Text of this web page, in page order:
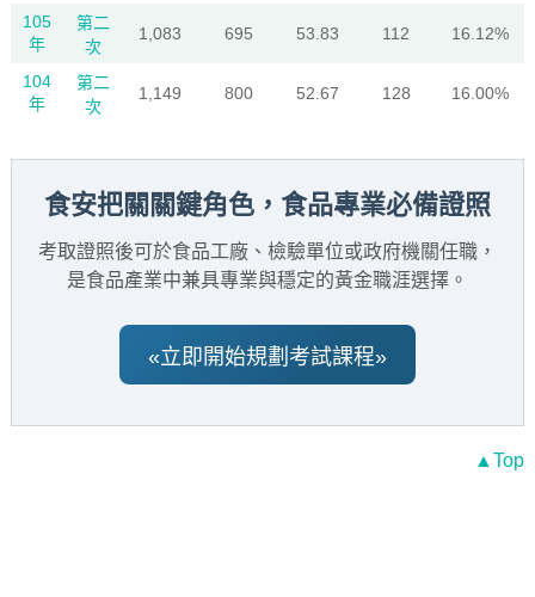
105
年
第二
次
1,083 695 53.83 112 16.12%
104
年
第二
次
1,149 800 52.67 128 16.00%
食安把關關鍵角色，食品專業必備證照
考取證照後可於食品工廠、檢驗單位或政府機關任職，
是食品產業中兼具專業與穩定的黃金職涯選擇。
«立即開始規劃考試課程»
▲Top